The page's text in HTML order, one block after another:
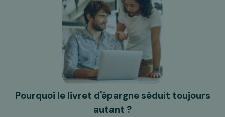
Pourquoi le livret d'épargne séduit toujours
autant ?